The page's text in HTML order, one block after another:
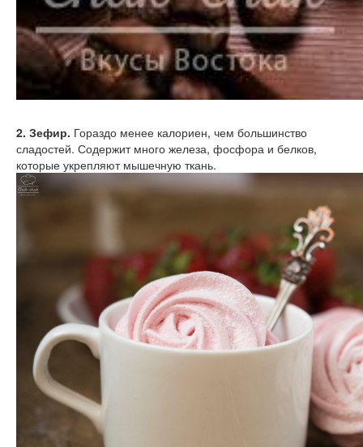
2. Зефир. Гораздо менее калориен, чем большинство
сладостей. Содержит много железа, фосфора и белков,
которые укрепляют мышечную ткань.